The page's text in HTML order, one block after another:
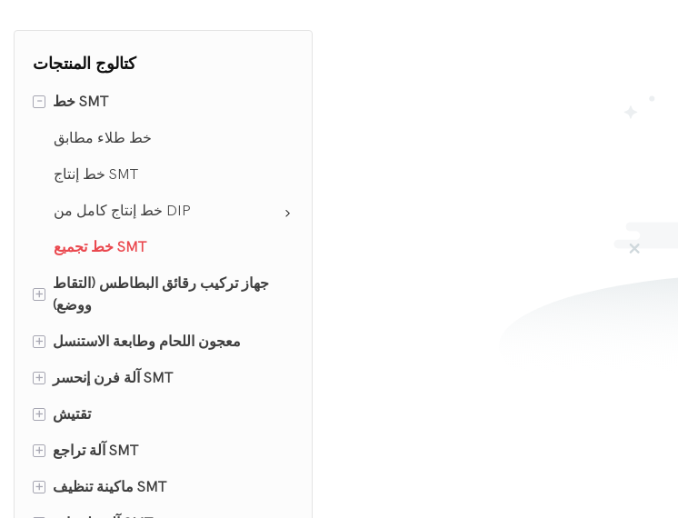
كتالوج المنتجات
- خط SMT
خط طلاء مطابق
خط إنتاج SMT
خط إنتاج كامل من DIP
خط تجميع SMT
+ جهاز تركيب رقائق البطاطس (التقاط
ووضع)
ماكينة باناسونيك للالتقاط والوضع
ماكينة جوكي للالتقاط والوضع
آلة اختيار ووضع هانوا
ماكينة فوجي للالتقاط والوضع
ياماها آلة اختيار ووضع
+ معجون اللحام وطابعة الاستنسل
طابعة نصف استنسل
طابعة استنسل أوتوماتيكية
+ آلة فرن إنحسر SMT
فرن إعادة التدفق
آلة فرن المعالجة
+ تقتيش
+ آلة تراجع SMT
حدد لحام الموجة + ماكينة تنظيف SMT